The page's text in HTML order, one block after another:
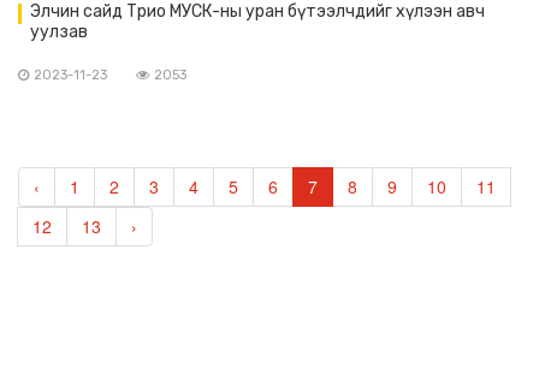
Элчин сайд Трио МУСК-ны уран бүтээлчдийг хүлээн авч
уулзав
2023-11-23 2053
‹ 1 2 3 4 5 6 7 8 9 10
11
12
13 ›